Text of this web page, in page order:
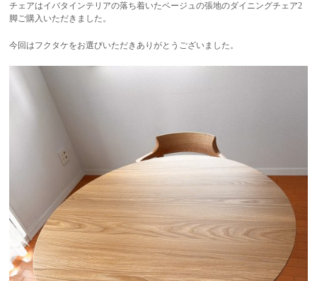
チェアはイバタインテリアの落ち着いたベージュの張地のダイニングチェア2
脚ご購入いただきました。
今回はフクタケをお選びいただきありがとうございました。